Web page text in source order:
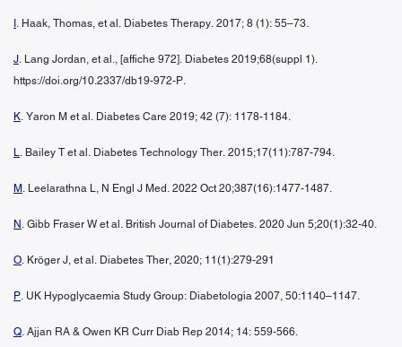
. Haak, Thomas, et al. Diabetes Therapy. 2017; 8 (1): 55–73.
J. Lang Jordan, et al., [affiche 972]. Diabetes 2019;68(suppl 1).
https://doi.org/10.2337/db19-972-P.
K. Yaron M et al. Diabetes Care 2019; 42 (7): 1178-1184.
L. Bailey T et al. Diabetes Technology Ther. 2015;17(11):787-794.
M . Leelarathna L, N Engl J Med. 2022 Oct 20;387(16):1477-1487.
N . Gibb Fraser W et al. British Journal of Diabetes. 2020 Jun 5;20(1):32-40.
O. Kröger J, et al. Diabetes Ther, 2020; 11(1):279-291
P. UK Hypoglycaemia Study Group: Diabetologia 2007, 50:1140–1147.
Q. Ajjan RA & Owen KR Curr Diab Rep 2014; 14: 559-566.